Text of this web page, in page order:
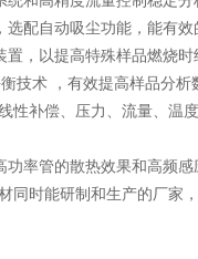
自动吸尘功能，能有效
以提高特殊样品燃烧时
术 ，有效提高样品分析
补偿、压力、流量、温
管的散热效果和高频感
时能研制和生产的厂家